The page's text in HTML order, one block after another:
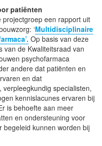
patiënten
een rapport uit
‘Multidisciplinaire
Op basis van deze
van de Kwaliteitsraad van
psychofarmaca
andere dat patiënten en
en dat
specialisten,
kennislacunes ervaren bij
is behoefte aan meer
en ondersteuning voor
begeleid kunnen worden bij